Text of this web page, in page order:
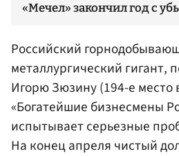
«Мечел» закончил год с
Российский
металлургический гигант,
Игорю Зюзину (194-е место
«Богатейшие бизнесмены
испытывает серьезные
На конец апреля чистый